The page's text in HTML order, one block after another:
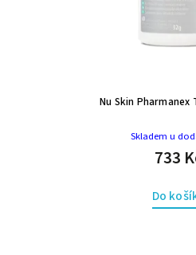
Nu Skin Pharmanex
Skladem u
1 956
Do